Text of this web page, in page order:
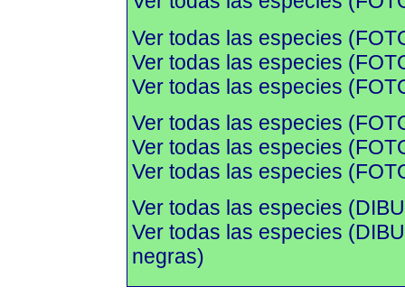
Ver todas las especies
Ver todas las especies
Ver todas las especies
Ver todas las especies
Ver todas las especies
Ver todas las especies
Ver todas las especies
Ver todas las especies
negras)